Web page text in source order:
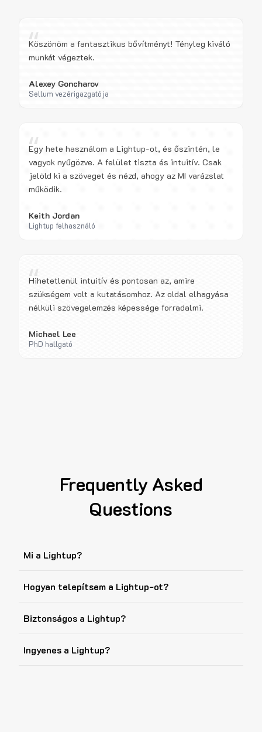
“
Köszönöm a fantasztikus bővítményt! Tényleg kiváló
munkát végeztek.
Alexey Goncharov
Sellum vezérigazgatója
“
Egy hete használom a Lightup-ot, és őszintén, le
vagyok nyűgözve. A felület tiszta és intuitív. Csak
jelöld ki a szöveget és nézd, ahogy az MI varázslat
működik.
Keith Jordan
Lightup felhasználó
“
Hihetetlenül intuitív és pontosan az, amire
szükségem volt a kutatásomhoz. Az oldal elhagyása
nélküli szövegelemzés képessége forradalmi.
Michael Lee
PhD hallgató
Frequently Asked
Questions
Mi a Lightup?
Hogyan telepítsem a Lightup-ot?
Biztonságos a Lightup?
Ingyenes a Lightup?